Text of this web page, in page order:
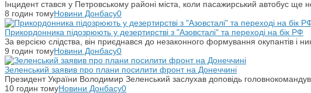
Інцидент стався у Петровському районі міста, коли пасажирський автобус ще
8 годин томуНовини Донбасу0
Прикордонника підозрюють у дезертирстві з "Азовсталі" та переході на бік РФ
За версією слідства, він приєднався до незаконного формування окупантів і
9 годин томуНовини Донбасу0
Зеленський заявив про плани посилити фронт на Донеччині
Президент України Володимир Зеленський заслухав доповідь
10 годин томуНовини Донбасу0